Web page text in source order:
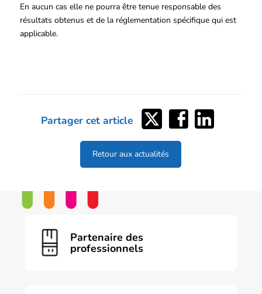
En aucun cas elle ne pourra être tenue responsable des
résultats obtenus et de la réglementation spécifique qui est
applicable.
Partager cet article
Partager
sur
Twitter
Partager
sur
Facebook
Partager
sur
Retour aux actualités
Partenaire des
professionnels